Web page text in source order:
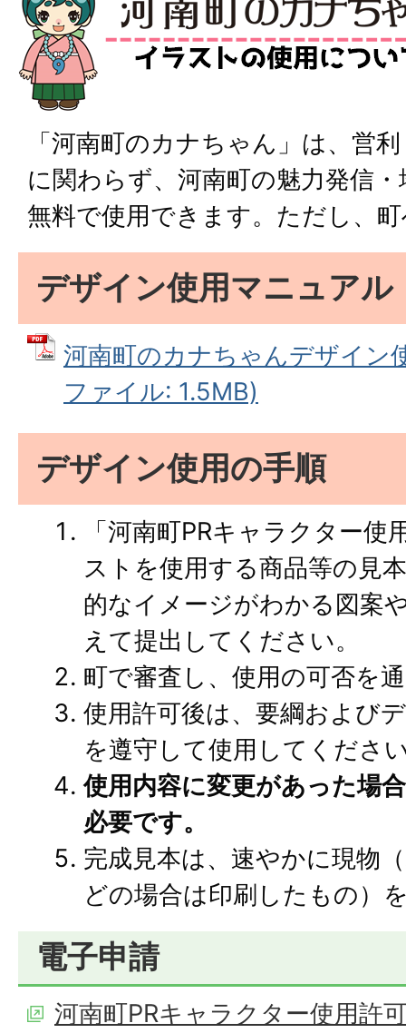
「河南町のカナちゃん」は、営
に関わらず、河南町の魅力発信
無料で使用できます。ただし、
デザイン使用マニュアル
河南町のカナちゃんデザイン
ファイル: 1.5MB)
デザイン使用の手順
「河南町PRキャラクター
ストを使用する商品等の見
的なイメージがわかる図案
えて提出してください。
町で審査し、使用の可否を
使用許可後は、要綱および
を遵守して使用してくださ
使用内容に変更があった場
必要です。
完成見本は、速やかに現物
どの場合は印刷したもの）
電子申請
河南町PRキャラクター使用許